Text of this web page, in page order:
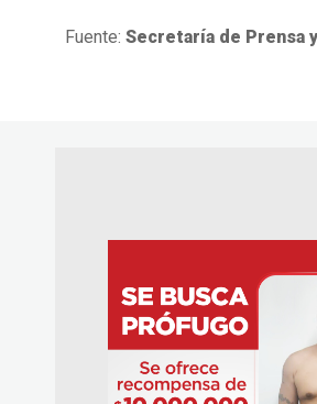
Fuente: Secretaría de Prensa